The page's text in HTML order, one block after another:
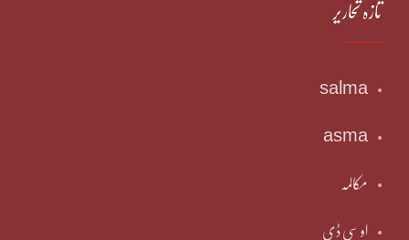
تازہ تحاریر
salma
asma
مکالمہ
او سی ڈی